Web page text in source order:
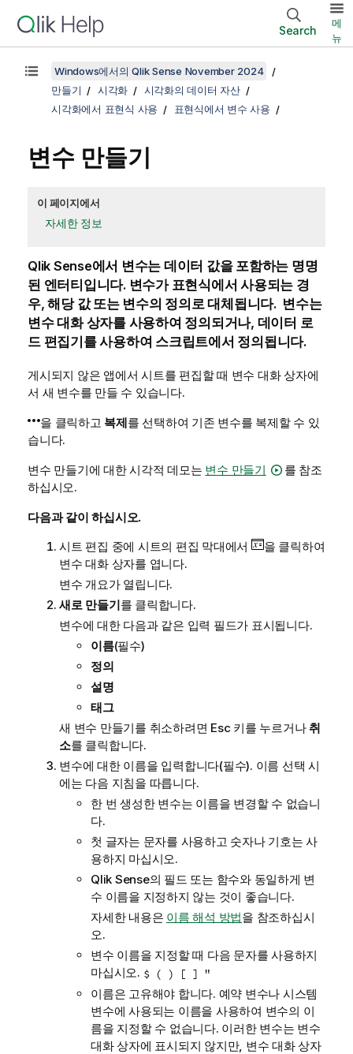
Search
메
뉴
Windows에서의 Qlik Sense November 2024
만들기
시각화
시각화의 데이터 자산
시각화에서 표현식 사용
표현식에서 변수 사용
변수 만들기
이 페이지에서
자세한 정보
Qlik Sense에서 변수는 데이터 값을 포함하는 명명
된 엔터티입니다. 변수가 표현식에서 사용되는 경
우, 해당 값 또는 변수의 정의로 대체됩니다. 변수는
변수 대화 상자를 사용하여 정의되거나, 데이터 로
드 편집기를 사용하여 스크립트에서 정의됩니다.
게시되지 않은 앱에서 시트를 편집할 때 변수 대화 상자에
서 새 변수를 만들 수 있습니다.
을 클릭하고 복제를 선택하여 기존 변수를 복제할 수 있
습니다.
변수 만들기에 대한 시각적 데모는 변수 만들기
를 참조
하십시오.
다음과 같이 하십시오.
시트 편집 중에 시트의 편집 막대에서
을 클릭하여
변수 대화 상자를 엽니다.
변수 개요가 열립니다.
새로 만들기를 클릭합니다.
변수에 대한 다음과 같은 입력 필드가 표시됩니다.
이름(필수)
정의
설명
태그
새 변수 만들기를 취소하려면 Esc 키를 누르거나 취
소를 클릭합니다.
변수에 대한 이름을 입력합니다(필수). 이름 선택 시
에는 다음 지침을 따릅니다.
한 번 생성한 변수는 이름을 변경할 수 없습니
다.
첫 글자는 문자를 사용하고 숫자나 기호는 사
용하지 마십시오.
Qlik Sense의 필드 또는 함수와 동일하게 변
수 이름을 지정하지 않는 것이 좋습니다.
자세한 내용은 이름 해석 방법을 참조하십시
오.
변수 이름을 지정할 때 다음 문자를 사용하지
마십시오. $ ( ) [ ] "
이름은 고유해야 합니다. 예약 변수나 시스템
변수에 사용되는 이름을 사용하여 변수의 이
름을 지정할 수 없습니다. 이러한 변수는 변수
대화 상자에 표시되지 않지만, 변수 대화 상자